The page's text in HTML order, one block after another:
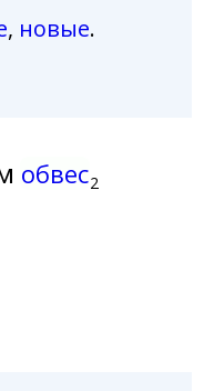
, новые.
обвес2